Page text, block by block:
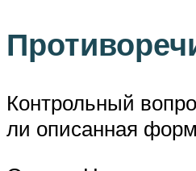
Контрольный
ли описанная